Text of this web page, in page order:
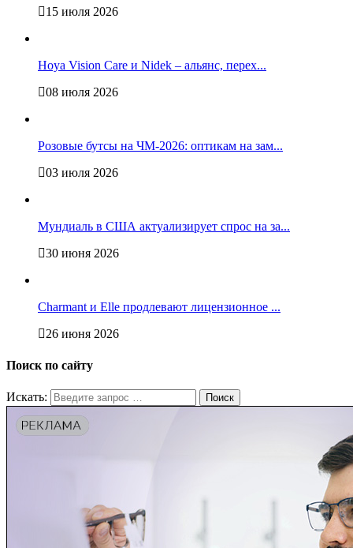
15 июля 2026
Hoya Vision Care и Nidek – альянс, перех...
08 июля 2026
Розовые бутсы на ЧМ-2026: оптикам на зам...
03 июля 2026
Мундиаль в США актуализирует спрос на за...
30 июня 2026
Charmant и Elle продлевают лицензионное ...
26 июня 2026
Поиск по сайту
Искать: